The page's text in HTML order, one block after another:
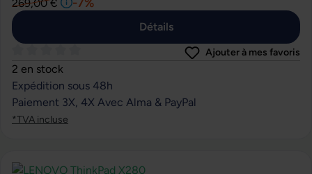
269,00 €
Détails
Note moyenne de 0 sur 5 étoiles
Ajouter à mes favoris
2 en stock
Expédition sous 48h
Paiement 3X, 4X Avec Alma & PayPal
*TVA incluse